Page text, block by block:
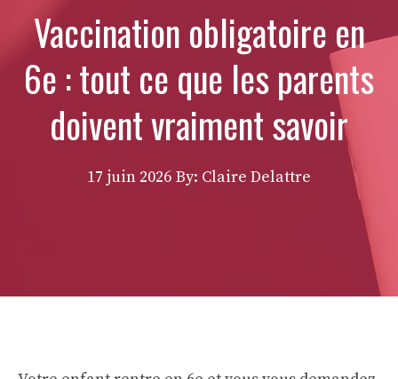
Vaccination obligatoire en
6e : tout ce que les parents
doivent vraiment savoir
17 juin 2026 By: Claire Delattre